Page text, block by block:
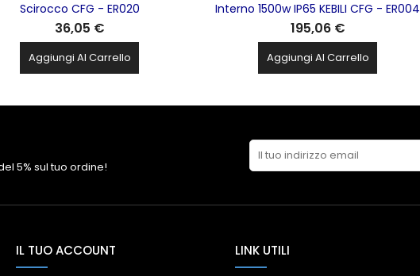
Scirocco CFG - ER020
36,05 €
Aggiungi Al Carrello
Interno 1500w IP65 KEBILI CFG - ER004
195,06 €
Aggiungi Al Carrello
5% sul tuo ordine!
IL TUO ACCOUNT LINK UTILI